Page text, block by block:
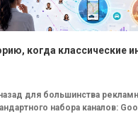
когда классические
для большинства
набора каналов: